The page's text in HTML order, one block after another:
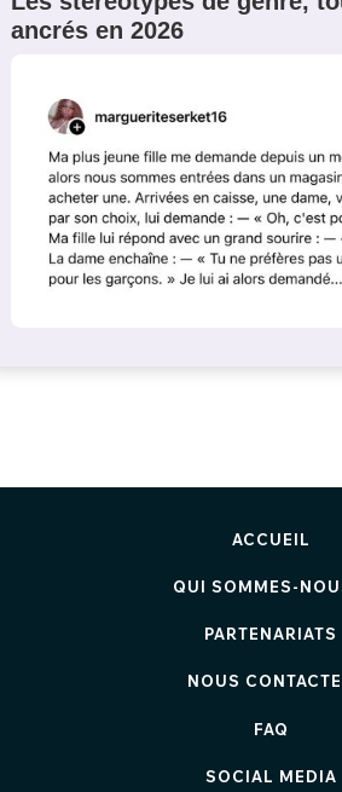
ancrés en 2026
ACCUEIL
QUI SOMMES-
PARTENARIATS
NOUS
FAQ
SOCIAL MEDIA